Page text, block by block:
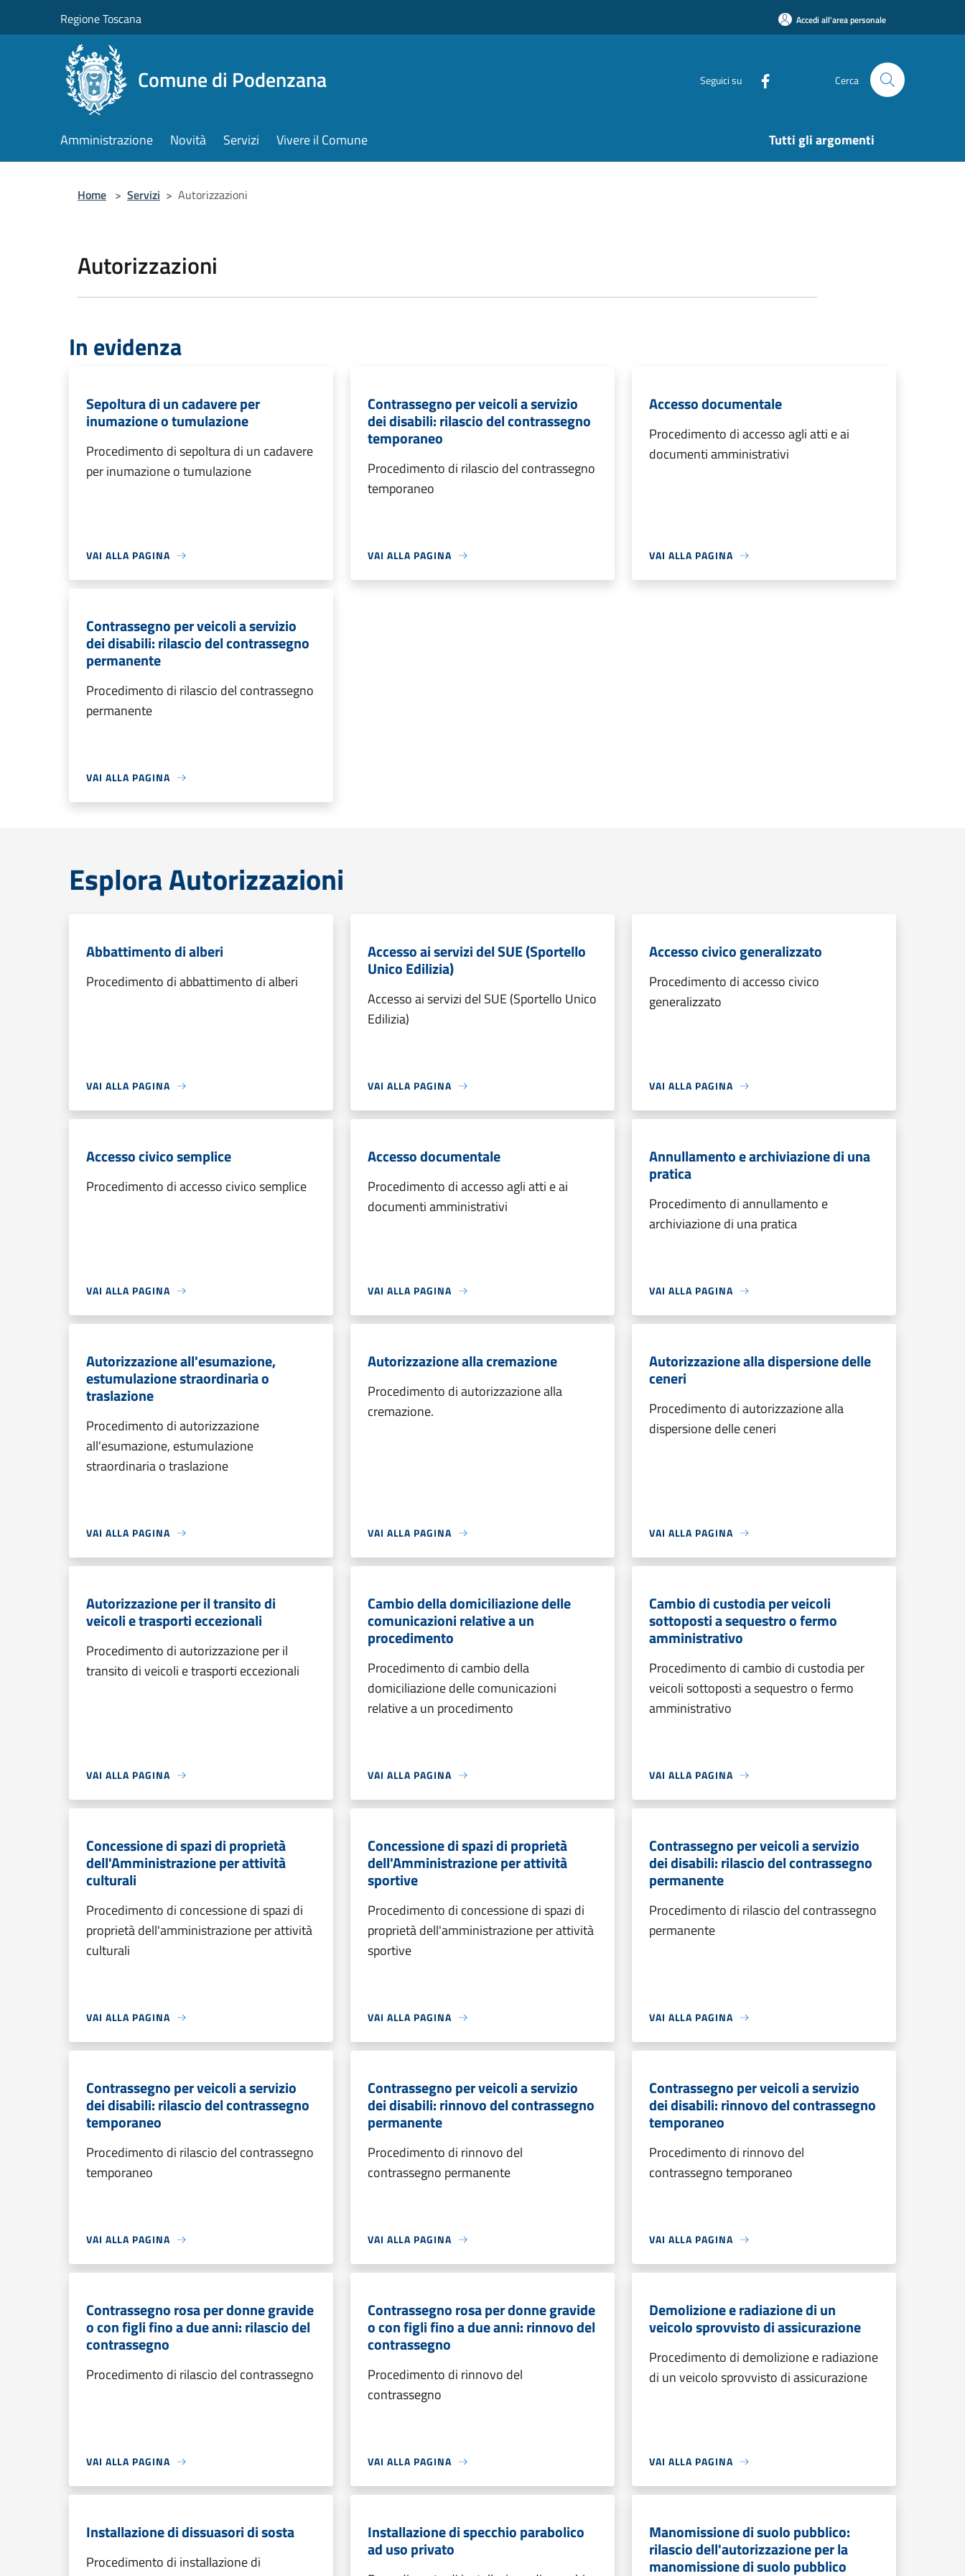
Regione Toscana Accedi all'area personale
Comune di Podenzana Seguici su Cerca
Amministrazione Novità Servizi Vivere il Comune Tutti gli argomenti
Home > Servizi > Autorizzazioni
Autorizzazioni
In evidenza
Sepoltura di un cadavere per
inumazione o tumulazione
Procedimento di sepoltura di un cadavere
per inumazione o tumulazione
VAI ALLA PAGINA
Contrassegno per veicoli a servizio
dei disabili: rilascio del contrassegno
temporaneo
Procedimento di rilascio del contrassegno
temporaneo
VAI ALLA PAGINA
Accesso documentale
Procedimento di accesso agli atti e ai
documenti amministrativi
VAI ALLA PAGINA
Contrassegno per veicoli a servizio
dei disabili: rilascio del contrassegno
permanente
Procedimento di rilascio del contrassegno
permanente
VAI ALLA PAGINA
Esplora Autorizzazioni
Abbattimento di alberi
Procedimento di abbattimento di alberi
VAI ALLA PAGINA
Accesso ai servizi del SUE (Sportello
Unico Edilizia)
Accesso ai servizi del SUE (Sportello Unico
Edilizia)
VAI ALLA PAGINA
Accesso civico generalizzato
Procedimento di accesso civico
generalizzato
VAI ALLA PAGINA
Accesso civico semplice
Procedimento di accesso civico semplice
VAI ALLA PAGINA
Accesso documentale
Procedimento di accesso agli atti e ai
documenti amministrativi
VAI ALLA PAGINA
Annullamento e archiviazione di una
pratica
Procedimento di annullamento e
archiviazione di una pratica
VAI ALLA PAGINA
Autorizzazione all'esumazione,
estumulazione straordinaria o
traslazione
Procedimento di autorizzazione
all'esumazione, estumulazione
straordinaria o traslazione
VAI ALLA PAGINA
Autorizzazione alla cremazione
Procedimento di autorizzazione alla
cremazione.
VAI ALLA PAGINA
Autorizzazione alla dispersione delle
ceneri
Procedimento di autorizzazione alla
dispersione delle ceneri
VAI ALLA PAGINA
Autorizzazione per il transito di
veicoli e trasporti eccezionali
Procedimento di autorizzazione per il
transito di veicoli e trasporti eccezionali
VAI ALLA PAGINA
Cambio della domiciliazione delle
comunicazioni relative a un
procedimento
Procedimento di cambio della
domiciliazione delle comunicazioni
relative a un procedimento
VAI ALLA PAGINA
Cambio di custodia per veicoli
sottoposti a sequestro o fermo
amministrativo
Procedimento di cambio di custodia per
veicoli sottoposti a sequestro o fermo
amministrativo
VAI ALLA PAGINA
Concessione di spazi di proprietà
dell'Amministrazione per attività
culturali
Procedimento di concessione di spazi di
proprietà dell'amministrazione per attività
culturali
VAI ALLA PAGINA
Concessione di spazi di proprietà
dell'Amministrazione per attività
sportive
Procedimento di concessione di spazi di
proprietà dell'amministrazione per attività
sportive
VAI ALLA PAGINA
Contrassegno per veicoli a servizio
dei disabili: rilascio del contrassegno
permanente
Procedimento di rilascio del contrassegno
permanente
VAI ALLA PAGINA
Contrassegno per veicoli a servizio
dei disabili: rilascio del contrassegno
temporaneo
Procedimento di rilascio del contrassegno
temporaneo
VAI ALLA PAGINA
Contrassegno per veicoli a servizio
dei disabili: rinnovo del contrassegno
permanente
Procedimento di rinnovo del
contrassegno permanente
VAI ALLA PAGINA
Contrassegno per veicoli a servizio
dei disabili: rinnovo del contrassegno
temporaneo
Procedimento di rinnovo del
contrassegno temporaneo
VAI ALLA PAGINA
Contrassegno rosa per donne gravide
o con figli fino a due anni: rilascio del
contrassegno
Procedimento di rilascio del contrassegno
VAI ALLA PAGINA
Contrassegno rosa per donne gravide
o con figli fino a due anni: rinnovo del
contrassegno
Procedimento di rinnovo del
contrassegno
VAI ALLA PAGINA
Demolizione e radiazione di un
veicolo sprovvisto di assicurazione
Procedimento di demolizione e radiazione
di un veicolo sprovvisto di assicurazione
VAI ALLA PAGINA
Installazione di dissuasori di sosta
Procedimento di installazione di
Installazione di specchio parabolico
ad uso privato
Manomissione di suolo pubblico:
rilascio dell'autorizzazione per la
manomissione di suolo pubblico